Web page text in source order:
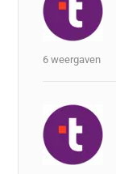
6 weergaven